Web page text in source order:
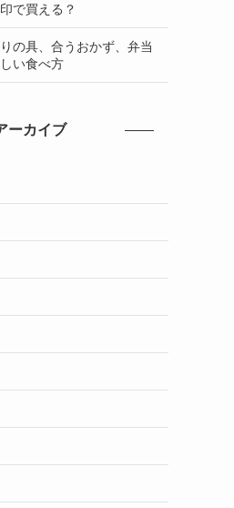
で買える？
の具、合うおかず、弁当
い食べ方
ーカイブ